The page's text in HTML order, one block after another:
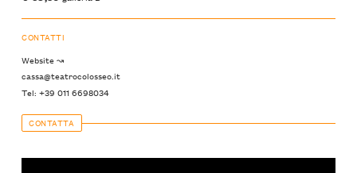
CONTATTI
Website ↝
cassa@teatrocolosseo.it
Tel: +39 011 6698034
CONTATTA